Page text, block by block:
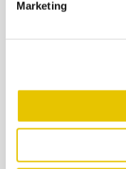
Marketing
Foderplade/
175,00kr.